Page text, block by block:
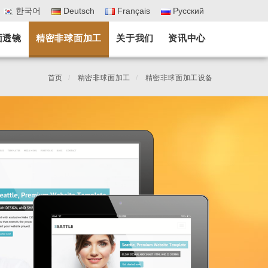
한국어 Deutsch Français Pусский
透镜 精密非球面加工 关于我们 资讯中心
首页 精密非球面加工 精密非球面加工设备